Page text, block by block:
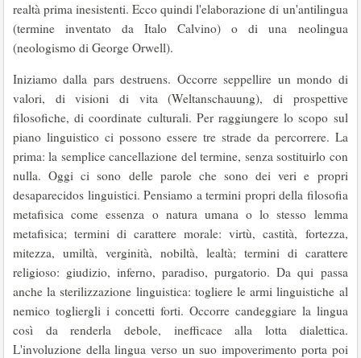
realtà prima inesistenti. Ecco quindi l'elaborazione di un'antilingua
(termine inventato da Italo Calvino) o di una neolingua
(neologismo di George Orwell).
Iniziamo dalla pars destruens. Occorre seppellire un mondo di
valori, di visioni di vita (Weltanschauung), di prospettive
filosofiche, di coordinate culturali. Per raggiungere lo scopo sul
piano linguistico ci possono essere tre strade da percorrere. La
prima: la semplice cancellazione del termine, senza sostituirlo con
nulla. Oggi ci sono delle parole che sono dei veri e propri
desaparecidos linguistici. Pensiamo a termini propri della filosofia
metafisica come essenza o natura umana o lo stesso lemma
metafisica; termini di carattere morale: virtù, castità, fortezza,
mitezza, umiltà, verginità, nobiltà, lealtà; termini di carattere
religioso: giudizio, inferno, paradiso, purgatorio. Da qui passa
anche la sterilizzazione linguistica: togliere le armi linguistiche al
nemico togliergli i concetti forti. Occorre candeggiare la lingua
così da renderla debole, inefficace alla lotta dialettica.
L'involuzione della lingua verso un suo impoverimento porta poi